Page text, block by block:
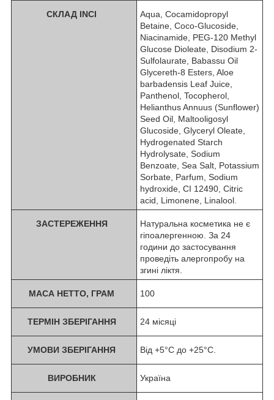
СКЛАД INCI
Aqua, Cocamidopropyl
Betaine, Coco-Glucoside,
Niacinamide, PEG-120 Methyl
Glucose Dioleate, Disodium 2-
Sulfolaurate, Babassu Oil
Glycereth-8 Esters, Aloe
barbadensis Leaf Juice,
Panthenol, Tocopherol,
Helianthus Annuus (Sunflower)
Seed Oil, Maltooligosyl
Glucoside, Glyceryl Oleate,
Hydrogenated Starch
Hydrolysate, Sodium
Benzoate, Sea Salt, Potassium
Sorbate, Parfum, Sodium
hydroxide, CI 12490, Citric
acid, Limonene, Linalool.
ЗАСТЕРЕЖЕННЯ
Натуральна косметика не є
гіпоалергенною. За 24
години до застосування
проведіть алергопробу на
згині ліктя.
МАСА НЕТТО, ГРАМ 100
ТЕРМІН ЗБЕРІГАННЯ 24 місяці
УМОВИ ЗБЕРІГАННЯ Від +5°С до +25°С.
ВИРОБНИК Україна